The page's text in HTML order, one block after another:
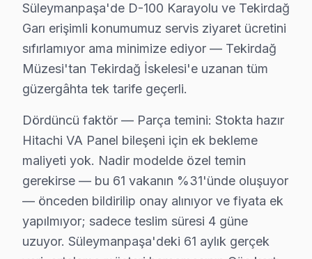
Tekirdağ Müzesi bölgesindeki ölçüm sonuçlarımız
Hitachi IPS panelinde ek bir teknik inceleme noktası
Süleymanpaşa'de söz konusu model onarım
İkinci faktör — Arıza derinliği: Yüzeysel T-Con kart
Dördüncü faktör — Parça temini: Stokta hazır Hitachi
Süleymanpaşa'deki iklim koşulları ile söz konusu
Sıcaklık-arıza ilişkisinde ise iki kritik eşik var. 28°C
Süleymanpaşa'de bu iklim-arıza korelasyonu stok
Süleymanpaşa coğrafyasını söz konusu model
Namık Kemal Evi ikinci kritik referans: eski yapılı
Tekirdağ İskelesi ise ilçenin "değişim bölgesi":
Süleymanpaşa'de D-100 Karayolu ve Tekirdağ
Garı erişimli konumumuz servis ziyaret ücretini
sıfırlamıyor ama minimize ediyor — Tekirdağ
Müzesi'tan Tekirdağ İskelesi'e uzanan tüm
güzergâhta tek tarife geçerli.
Dördüncü faktör — Parça temini: Stokta hazır
Hitachi VA Panel bileşeni için ek bekleme
maliyeti yok. Nadir modelde özel temin
gerekirse — bu 61 vakanın %31'ünde oluşuyor
— önceden bildirilip onay alınıyor ve fiyata ek
yapılmıyor; sadece teslim süresi 4 güne
uzuyor. Süleymanpaşa'deki 61 aylık gerçek